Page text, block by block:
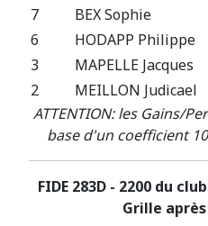
7
BEX Sophie
6
HODAPP Philippe
3
MAPELLE Jacques
2
MEILLON Judicael
ATTENTION: les Gains/
base d'un coefficient
FIDE 283D - 2200 du
Grille